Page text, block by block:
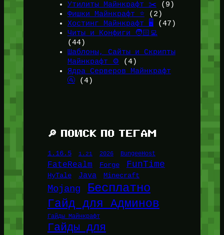
Утилиты Майнкрафт ✂️ (9)
Фишки Майнкрафт ⭐(2)
Хостинг Майнкрафт 🖥️ (47)
Читы и Конфиги 🧑🏻‍💻
(44)
Шаблоны, Сайты и Скрипты
Майнкрафт ⚙️ (4)
Ядра Серверов Майнкрафт
🚰(4)
🔎 ПОИСК ПО ТЕГАМ
1.16.5 1.21 2026 BungeeHost
FateRealm Forge FunTime
HyTale Java Minecraft
Mojang Бесплатно
Гайд для Админов
Гайды Майнкрафт
Гайды для